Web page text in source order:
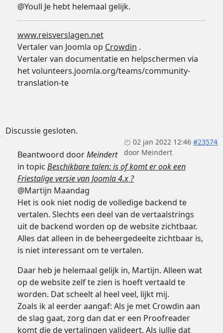
@Youll Je hebt helemaal gelijk.
www.reisverslagen.net
Vertaler van Joomla op Crowdin .
Vertaler van documentatie en helpschermen via
het volunteers.joomla.org/teams/community-
translation-te
Discussie gesloten.
02 jan 2022 12:46 #23574
door Meindert
Beantwoord doorMeindert
in topic Beschikbare talen: is of komt er ook een
Friestalige versie van Joomla 4.x ?
@Martijn Maandag
Het is ook niet nodig de volledige backend te
vertalen. Slechts een deel van de vertaalstrings
uit de backend worden op de website zichtbaar.
Alles dat alleen in de beheergedeelte zichtbaar is,
is niet interessant om te vertalen.
Daar heb je helemaal gelijk in, Martijn. Alleen wat
op de website zelf te zien is hoeft vertaald te
worden. Dat scheelt al heel veel, lijkt mij.
Zoals ik al eerder aangaf: Als je met Crowdin aan
de slag gaat, zorg dan dat er een Proofreader
komt die de vertalingen valideert. Als jullie dat